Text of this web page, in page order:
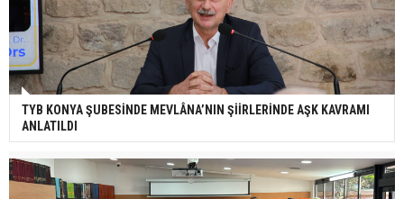
TYB KONYA ŞUBESİNDE MEVLÂNA’NIN ŞİİRLERİNDE AŞK KAVRAMI
ANLATILDI